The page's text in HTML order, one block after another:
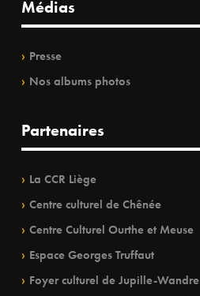
Médias
Presse
Nos albums photos
Partenaires
La CCR Liège
Centre culturel de Chênée
Centre Culturel Ourthe et Meuse
Espace Georges Truffaut
Foyer culturel de Jupille-Wandre